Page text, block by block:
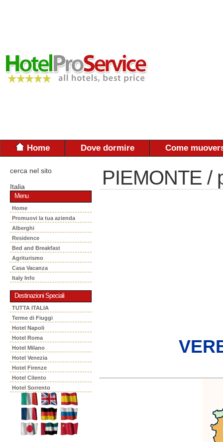
Home Dove dormire Come
cerca nel sito
Italia
Menu
Home
Promuovi la tua azienda
Alberghi
Residence
Bed and Breakfast
Agriturismo
Casa Vacanza
Italy Info
Destinazioni Speciali
TUTTA ITALIA
Terme di Fiuggi
Hotel Napoli
Hotel Roma
Hotel Milano
Hotel Venezia
Hotel Firenze
Hotel Cilento
Hotel Sorrento
PIEMONTE /